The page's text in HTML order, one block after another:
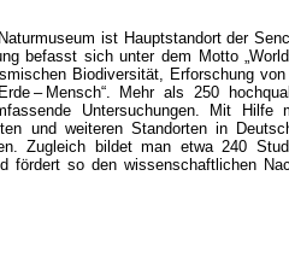
ist Hauptstandort der
befasst sich unter dem Motto
Biodiversität, Erforschung
– Mensch“. Mehr als 250
Untersuchungen. Mit Hilfe
und weiteren Standorten in
Zugleich bildet man etwa 240
fördert so den wissenschaftlichen